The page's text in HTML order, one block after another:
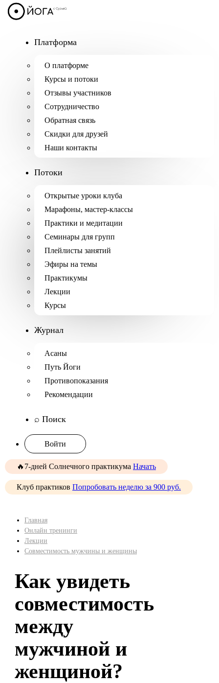
Платформа
О платформе
Курсы и потоки
Отзывы участников
Сотрудничество
Обратная связь
Скидки для друзей
Наши контакты
Потоки
Открытые уроки клуба
Марафоны, мастер-классы
Практики и медитации
Семинары для групп
Плейлисты занятий
Эфиры на темы
Практикумы
Лекции
Курсы
Журнал
Асаны
Путь Йоги
Противопоказания
Рекомендации
⌕ Поиск
Войти
🔥7-дней Солнечного практикума Начать
Клуб практиков Попробовать неделю за 900 руб.
Главная
Онлайн тренинги
Лекции
Cовместимость мужчины и женщины
Как увидеть
совместимость
между
мужчиной и
женщиной?